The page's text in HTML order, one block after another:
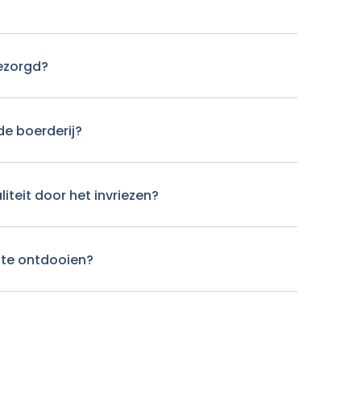
boerderij?
door het invriezen?
ontdooien?